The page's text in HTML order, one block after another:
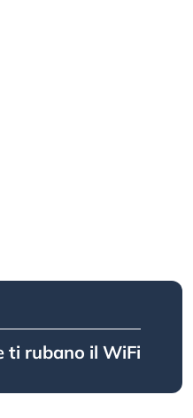
ti rubano il WiFi